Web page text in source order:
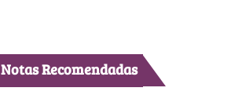
Notas Recomendadas